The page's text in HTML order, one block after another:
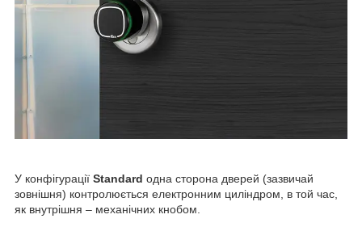
У конфігурації Standard одна сторона дверей (зазвичай
зовнішня) контролюється електронним циліндром, в той час,
як внутрішня – механічних кнобом.